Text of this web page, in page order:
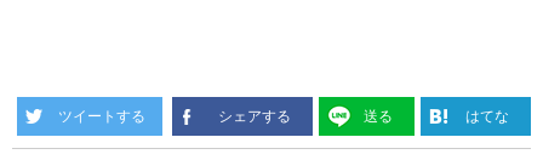
ツイートする シェアする 送る はてな